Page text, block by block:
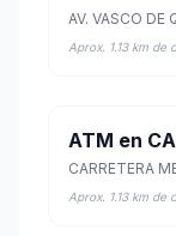
Aprox. 1.13 km de
Aprox. 1.13 km de